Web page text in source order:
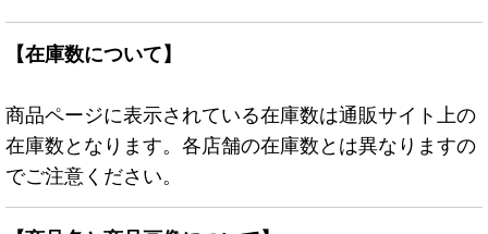
【在庫数について】
商品ページに表示されている在庫数は通販サイト上の
在庫数となります。各店舗の在庫数とは異なりますの
でご注意ください。